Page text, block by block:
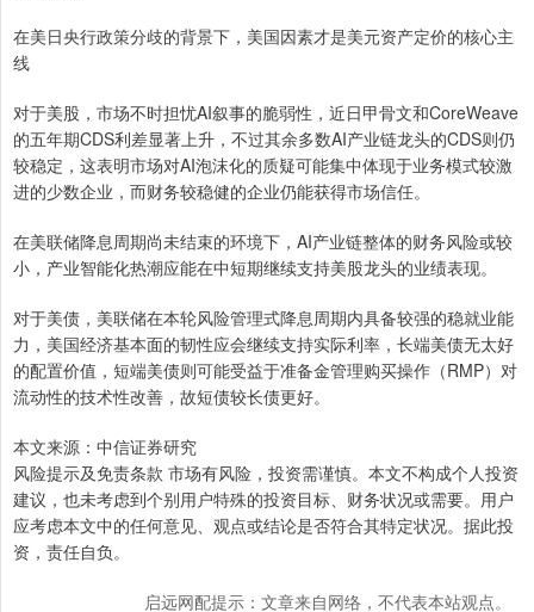
在美日央行政策分歧的背景下，美国因素才是美元资产定价的核心主
线
对于美股，市场不时担忧AI叙事的脆弱性，近日甲骨文和CoreWeave
的五年期CDS利差显著上升，不过其余多数AI产业链龙头的CDS则仍
较稳定，这表明市场对AI泡沫化的质疑可能集中体现于业务模式较激
进的少数企业，而财务较稳健的企业仍能获得市场信任。
在美联储降息周期尚未结束的环境下，AI产业链整体的财务风险或较
小，产业智能化热潮应能在中短期继续支持美股龙头的业绩表现。
对于美债，美联储在本轮风险管理式降息周期内具备较强的稳就业能
力，美国经济基本面的韧性应会继续支持实际利率，长端美债无太好
的配置价值，短端美债则可能受益于准备金管理购买操作（RMP）对
流动性的技术性改善，故短债较长债更好。
本文来源：中信证券研究
风险提示及免责条款 市场有风险，投资需谨慎。本文不构成个人投资
建议，也未考虑到个别用户特殊的投资目标、财务状况或需要。用户
应考虑本文中的任何意见、观点或结论是否符合其特定状况。据此投
资，责任自负。
启远网配提示：文章来自网络，不代表本站观点。